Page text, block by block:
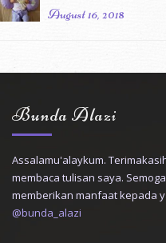
August 16, 2018
Bunda Alazi
Assalamu'alaykum.
membaca tulisan saya.
memberikan manfaat kepada
@bunda_alazi